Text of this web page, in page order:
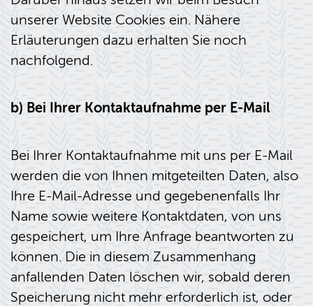
unserer Website Cookies ein. Nähere
Erläuterungen dazu erhalten Sie noch
nachfolgend.
b) Bei Ihrer Kontaktaufnahme per E-Mail
Bei Ihrer Kontaktaufnahme mit uns per E-Mail
werden die von Ihnen mitgeteilten Daten, also
Ihre E-Mail-Adresse und gegebenenfalls Ihr
Name sowie weitere Kontaktdaten, von uns
gespeichert, um Ihre Anfrage beantworten zu
können. Die in diesem Zusammenhang
anfallenden Daten löschen wir, sobald deren
Speicherung nicht mehr erforderlich ist, oder